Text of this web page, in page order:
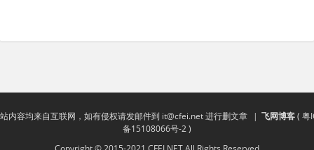
内容均来自互联网，如有侵权请发邮件到 it@cfei.net进行删文章 | 飞网博客( 粤
备15108066号-2)